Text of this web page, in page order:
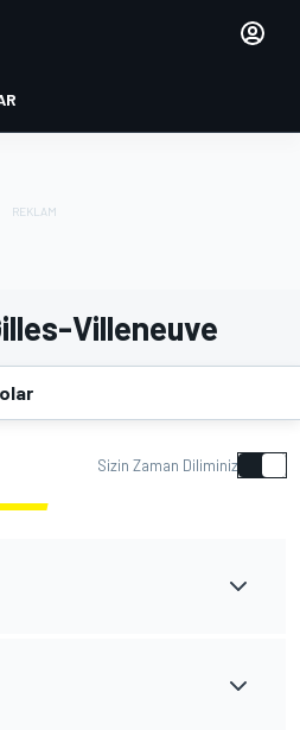
Villeneuve
Sizin Zaman Diliminiz